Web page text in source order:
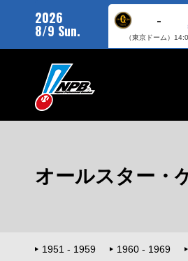
2026
8/9 Sun.
-
（東京ドーム）
オールスター・
1951 - 1959 1960 - 1969